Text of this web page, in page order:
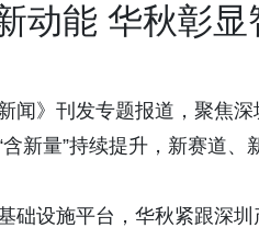
动能 华秋彰显
闻》刊发专题报道，聚焦
新量”持续提升，新赛道
础设施平台，华秋紧跟深